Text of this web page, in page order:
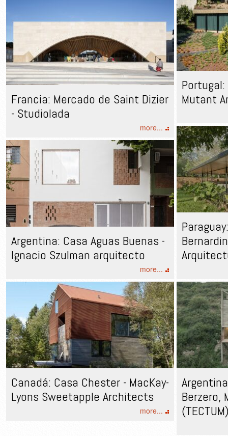
Mutant
Francia: Mercado de Saint Dizier
- Studiolada
more...
Argentina: Casa Aguas Buenas -
Ignacio Szulman arquitecto
more...
Canadá: Casa Chester - MacKay-
Lyons Sweetapple Architects
more...
Berzero,